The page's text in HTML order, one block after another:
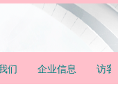
们 企业信息 访客